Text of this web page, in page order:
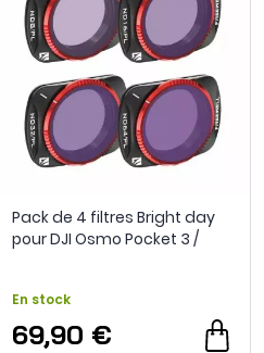
Pack de 4 filtres Bright day
pour DJI Osmo Pocket 3 /
En stock
69,90 €